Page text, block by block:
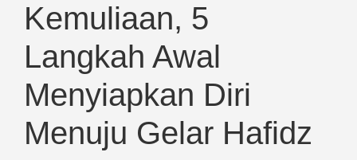
Kemuliaan, 5
Langkah Awal
Menyiapkan Diri
Menuju Gelar Hafidz